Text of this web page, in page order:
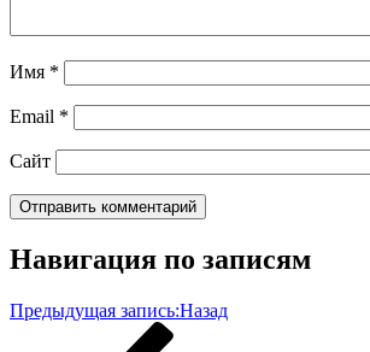
Имя *
Email *
Сайт
Навигация по записям
Предыдущая запись:Назад